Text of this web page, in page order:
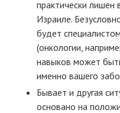
практически
Израиле.
будет
(онкологии,
навыков может
именно вашего
Бывает и другая
основано на